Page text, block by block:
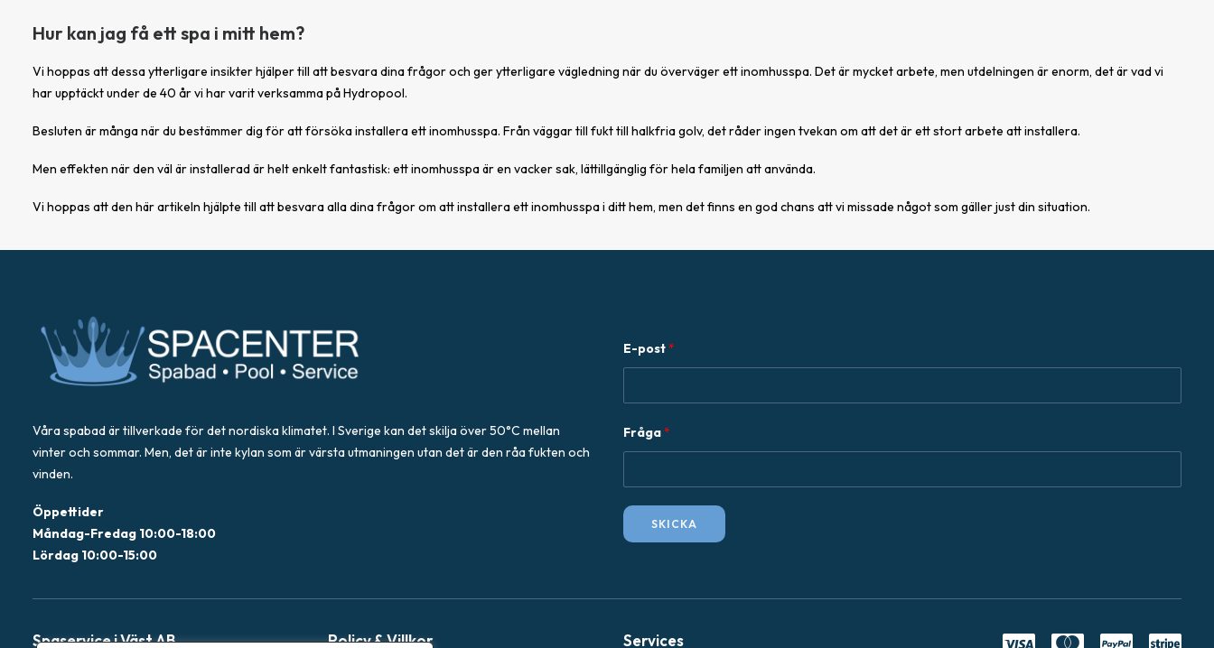
Hur kan jag få ett spa i mitt hem?
Vi hoppas att dessa ytterligare insikter hjälper till att besvara dina frågor och ger ytterligare vägledning när du överväger ett inomhusspa. Det är mycket arbete, men utdelningen är enorm, det är vad vi
har upptäckt under de 40 år vi har varit verksamma på Hydropool.
Besluten är många när du bestämmer dig för att försöka installera ett inomhusspa. Från väggar till fukt till halkfria golv, det råder ingen tvekan om att det är ett stort arbete att installera.
Men effekten när den väl är installerad är helt enkelt fantastisk: ett inomhusspa är en vacker sak, lättillgänglig för hela familjen att använda.
Vi hoppas att den här artikeln hjälpte till att besvara alla dina frågor om att installera ett inomhusspa i ditt hem, men det finns en god chans att vi missade något som gäller just din situation.
Våra spabad är tillverkade för det nordiska klimatet. I Sverige kan det skilja över 50°C mellan
vinter och sommar. Men, det är inte kylan som är värsta utmaningen utan det är den råa fukten och
vinden.
Öppettider
Måndag-Fredag 10:00-18:00
Lördag 10:00-15:00
E-post*
Fråga*
SKICKA
Spaservice i Väst AB Policy & Villkor Services